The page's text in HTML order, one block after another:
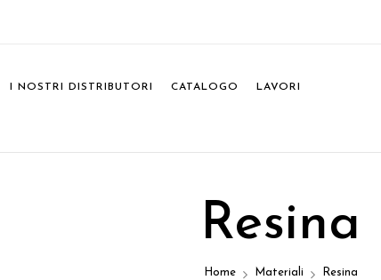
I NOSTRI DISTRIBUTORI CATALOGO
LAVORI
Resina
Home Materiali Resina